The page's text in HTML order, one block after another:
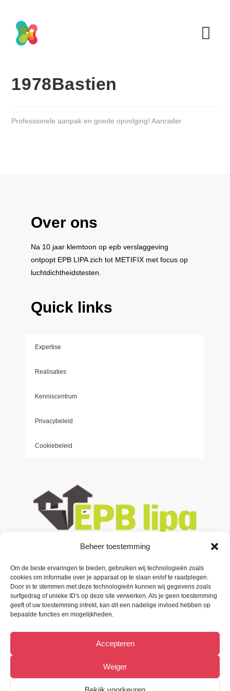
Beheer toestemming
Om de beste ervaringen te bieden, gebruiken wij technologieën zoals
cookies om informatie over je apparaat op te slaan en/of te raadplegen.
Door in te stemmen met deze technologieën kunnen wij gegevens zoals
surfgedrag of unieke ID's op deze site verwerken. Als je geen toestemming
geeft of uw toestemming intrekt, kan dit een nadelige invloed hebben op
bepaalde functies en mogelijkheden.
Accepteren
Weiger
1978Bastien
Professionele aanpak en goede opvolging! Aanrader
Over ons
Na 10 jaar klemtoon op epb verslaggeving
ontpopt EPB LIPAzich tot METIFIX met focus op
luchtdichtheidstesten.
Quick links
Expertise
Realisaties
Kenniscentrum
Privacybeleid
Cookiebeleid
Contacteer ons
Oude Baan 3 B1,
9200 Oudegem (Dendermonde).
info@metiﬁx.be